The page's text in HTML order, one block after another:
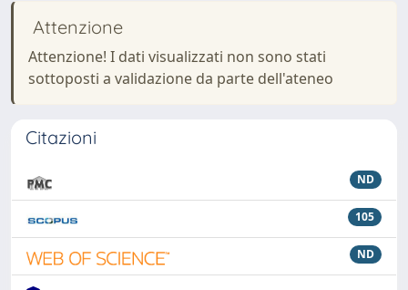
Attenzione
Attenzione! I dati visualizzati non sono stati
sottoposti a validazione da parte dell'ateneo
Citazioni
ND
105
ND